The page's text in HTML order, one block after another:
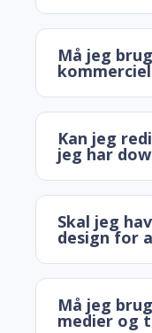
Må jeg
Kan jeg
jeg har
Skal jeg
design for
Må jeg
medier og